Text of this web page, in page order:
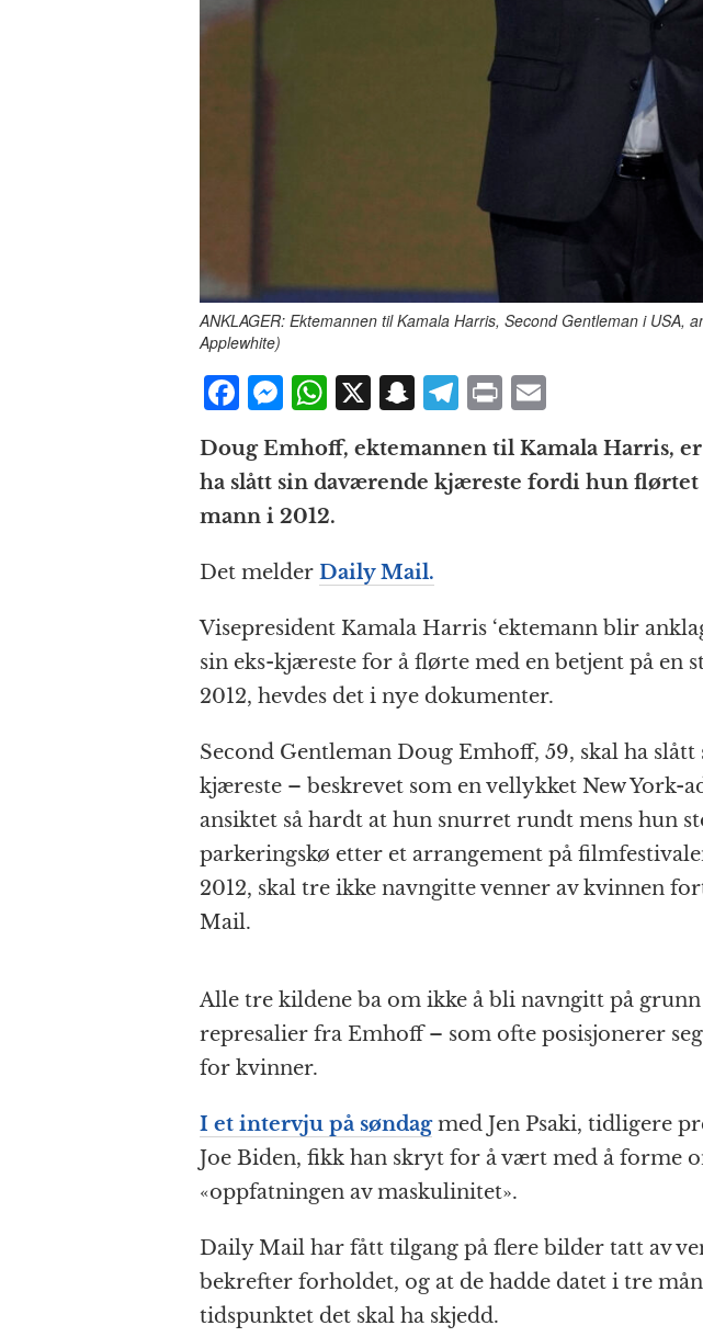
ANKLAGER: Ektemannen til Kamala Harris, Second Gentleman i
Applewhite)
F
c
e
b
o
k
M
e
ss
e
n
g
r
W
h
at
s
A
p
X S
a
p
h
T
e
g
P
ri
n
t
m
ai
l
Doug Emhoff, ektemannen til Kamala Harris,
ha slått sin daværende kjæreste fordi hun flørtet
mann i 2012.
Det melder Daily Mail.
Visepresident Kamala Harris ‘ektemann blir
sin eks-kjæreste for å flørte med en betjent på en
2012, hevdes det i nye dokumenter.
Second Gentleman Doug Emhoff, 59, skal ha
kjæreste – beskrevet som en vellykket New York-
ansiktet så hardt at hun snurret rundt mens hun
parkeringskø etter et arrangement på
2012, skal tre ikke navngitte venner av kvinnen
Mail.
Alle tre kildene ba om ikke å bli navngitt på
represalier fra Emhoff – som ofte posisjonerer
for kvinner.
I et intervju på søndagmed Jen Psaki, tidligere
Joe Biden, fikk han skryt for å vært med å forme
«oppfatningen av maskulinitet».
Daily Mail har fått tilgang på flere bilder tatt av
bekrefter forholdet, og at de hadde datet i tre
tidspunktet det skal ha skjedd.